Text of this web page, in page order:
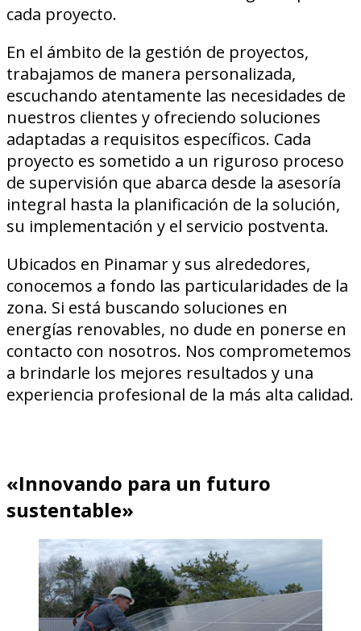
cada proyecto.
En el ámbito de la gestión de proyectos,
trabajamos de manera personalizada,
escuchando atentamente las necesidades de
nuestros clientes y ofreciendo soluciones
adaptadas a requisitos específicos. Cada
proyecto es sometido a un riguroso proceso
de supervisión que abarca desde la asesoría
integral hasta la planificación de la solución,
su implementación y el servicio postventa.
Ubicados en Pinamar y sus alrededores,
conocemos a fondo las particularidades de la
zona. Si está buscando soluciones en
energías renovables, no dude en ponerse en
contacto con nosotros. Nos comprometemos
a brindarle los mejores resultados y una
experiencia profesional de la más alta calidad.
«Innovando para un futuro
sustentable»